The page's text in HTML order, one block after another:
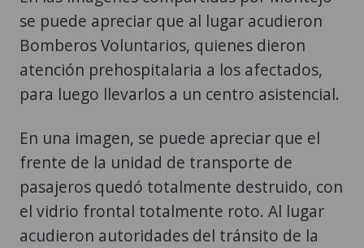
se puede apreciar que al lugar acudieron
Bomberos Voluntarios, quienes dieron
atención prehospitalaria a los afectados,
para luego llevarlos a un centro asistencial.
En una imagen, se puede apreciar que el
frente de la unidad de transporte de
pasajeros quedó totalmente destruido, con
el vidrio frontal totalmente roto. Al lugar
acudieron autoridades del tránsito de la